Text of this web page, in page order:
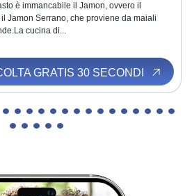
è immancabile il Jamon, ovvero il
Jamon Serrano, che proviene da maiali
cucina di...
GRATIS 30 SECONDI